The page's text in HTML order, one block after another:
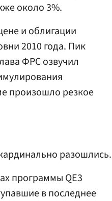
около 3%.
и облигации
2010 года. Пик
ФРС озвучил
произошло резкое
разошлись.
программы QE3
в последнее